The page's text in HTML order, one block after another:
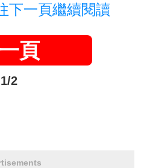
下一頁繼續閱讀
頁
1/2